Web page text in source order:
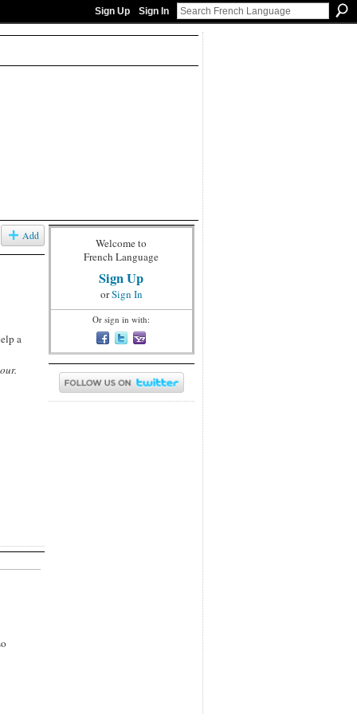
Sign Up Sign In
Add
a
Welcome to
French Language
Sign Up
orSign In
Or sign in with: